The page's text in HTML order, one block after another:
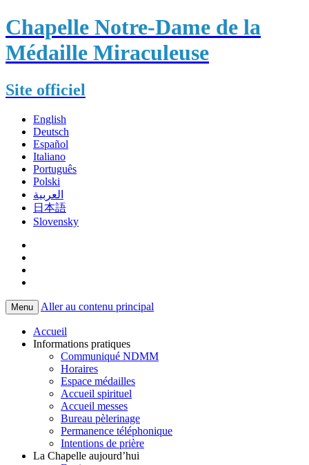
Chapelle Notre-Dame de la
Médaille Miraculeuse
Site officiel
English
Deutsch
Español
Italiano
Português
Polski
العربية
日本語
Slovensky
Menu Aller au contenu principal
Accueil
Informations pratiques
Communiqué NDMM
Horaires
Espace médailles
Accueil spirituel
Accueil messes
Bureau pèlerinage
Permanence téléphonique
Intentions de prière
La Chapelle aujourd’hui